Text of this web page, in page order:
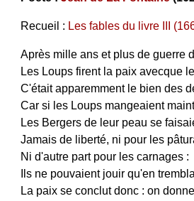
Recueil : Les fables du livre III
Après mille ans et plus de guerre
Les Loups firent la paix avecque
C'était apparemment le bien des
Car si les Loups mangeaient
Les Bergers de leur peau se
Jamais de liberté, ni pour les
Ni d'autre part pour les carnages :
Ils ne pouvaient jouir qu'en
La paix se conclut donc : on